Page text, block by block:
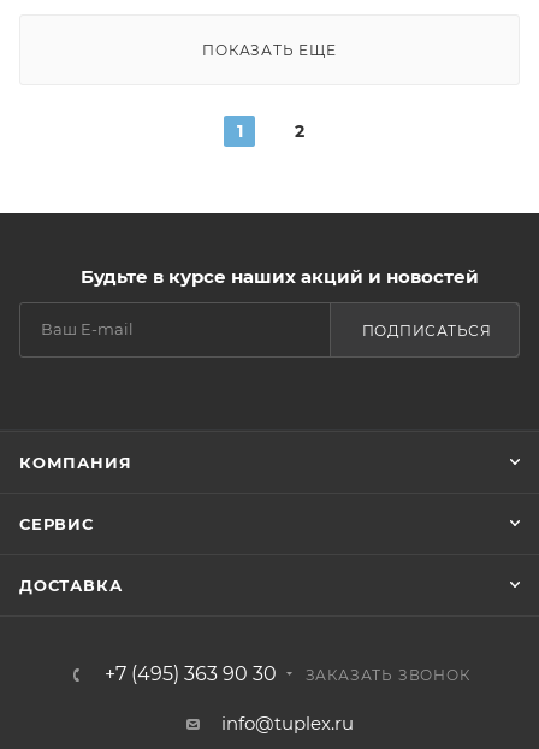
ПОКАЗАТЬ ЕЩЕ
1 2
Будьте в курсе наших акций и новостей
ПОДПИСАТЬСЯ
КОМПАНИЯ
СЕРВИС
ДОСТАВКА
+7 (495) 363 90 30 ЗАКАЗАТЬ ЗВОНОК
info@tuplex.ru